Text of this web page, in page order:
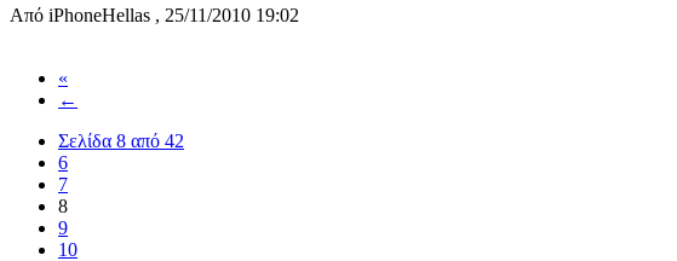
Από iPhoneHellas , 25/11/2010 19:02
«
←
Σελίδα 8 από 42
6
7
8
9
10